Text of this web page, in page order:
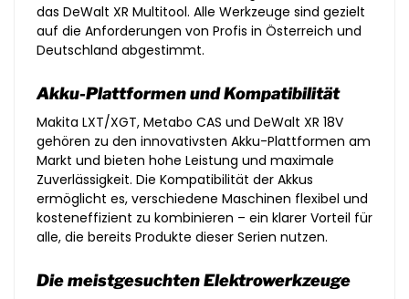
das DeWalt XR Multitool. Alle Werkzeuge sind gezielt
auf die Anforderungen von Profis in Österreich und
Deutschland abgestimmt.
Akku-Plattformen und Kompatibilität
Makita LXT/XGT, Metabo CAS und DeWalt XR 18V
gehören zu den innovativsten Akku-Plattformen am
Markt und bieten hohe Leistung und maximale
Zuverlässigkeit. Die Kompatibilität der Akkus
ermöglicht es, verschiedene Maschinen flexibel und
kosteneffizient zu kombinieren – ein klarer Vorteil für
alle, die bereits Produkte dieser Serien nutzen.
Die meistgesuchten Elektrowerkzeuge